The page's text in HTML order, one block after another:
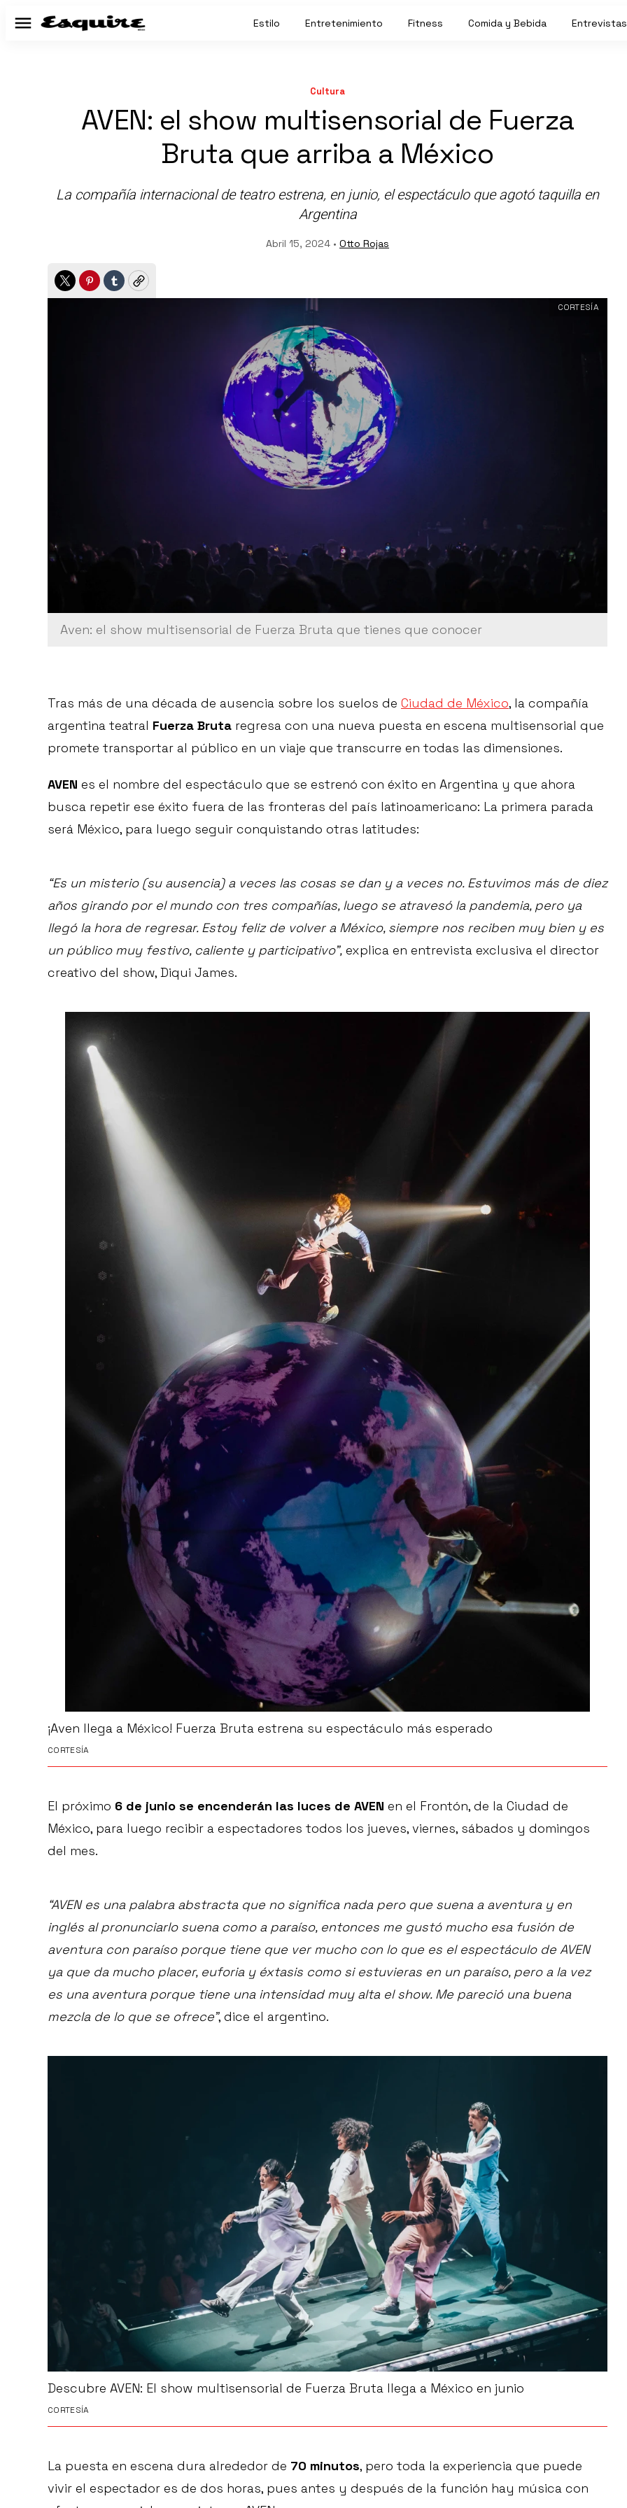
Menú Estilo Entretenimiento Fitness Comida y Bebida Entrevistas
Cultura
AVEN: el show multisensorial de Fuerza
Bruta que arriba a México
La compañía internacional de teatro estrena, en junio, el espectáculo que agotó taquilla en
Argentina
Abril 15, 2024 • Otto Rojas
TwitterPinterest
TumblrCopy
Aven: el show multisensorial de Fuerza Bruta que tienes que conocer
CORTESÍA
Tras más de una década de ausencia sobre los suelos de Ciudad de México, la compañía
argentina teatral Fuerza Bruta regresa con una nueva puesta en escena multisensorial que
promete transportar al público en un viaje que transcurre en todas las dimensiones.
AVEN es el nombre del espectáculo que se estrenó con éxito en Argentina y que ahora
busca repetir ese éxito fuera de las fronteras del país latinoamericano: La primera parada
será México, para luego seguir conquistando otras latitudes:
“Es un misterio (su ausencia) a veces las cosas se dan y a veces no. Estuvimos más de diez
años girando por el mundo con tres compañías, luego se atravesó la pandemia, pero ya
llegó la hora de regresar. Estoy feliz de volver a México, siempre nos reciben muy bien y es
un público muy festivo, caliente y participativo”, explica en entrevista exclusiva el director
creativo del show, Diqui James.
¡Aven llega a México! Fuerza Bruta estrena su espectáculo más esperado
CORTESÍA
El próximo 6 de junio se encenderán las luces de AVEN en el Frontón, de la Ciudad de
México, para luego recibir a espectadores todos los jueves, viernes, sábados y domingos
del mes.
“AVEN es una palabra abstracta que no significa nada pero que suena a aventura y en
inglés al pronunciarlo suena como a paraíso, entonces me gustó mucho esa fusión de
aventura con paraíso porque tiene que ver mucho con lo que es el espectáculo de AVEN
ya que da mucho placer, euforia y éxtasis como si estuvieras en un paraíso, pero a la vez
es una aventura porque tiene una intensidad muy alta el show. Me pareció una buena
mezcla de lo que se ofrece”, dice el argentino.
Descubre AVEN: El show multisensorial de Fuerza Bruta llega a México en junio
CORTESÍA
La puesta en escena dura alrededor de 70 minutos, pero toda la experiencia que puede
vivir el espectador es de dos horas, pues antes y después de la función hay música con